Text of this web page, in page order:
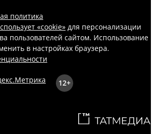
политика
«cookie» для персонализации
пользователей сайтом. Использование
в настройках браузера.
12+